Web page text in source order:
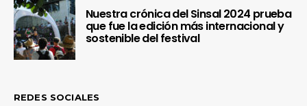
Nuestra crónica del Sinsal 2024 prueba
que fue la edición más internacional y
sostenible del festival
REDES SOCIALES